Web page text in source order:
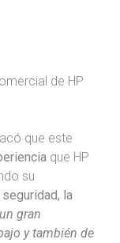
de HP
que este
que HP
su
la
gran
y también de